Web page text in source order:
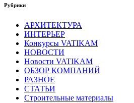
Рубрики
АРХИТЕКТУРА
ИНТЕРЬЕР
Конкурсы VATIKAM
НОВОСТИ
Новости VATIKAM
ОБЗОР КОМПАНИЙ
РАЗНОЕ
СТАТЬИ
Строительные материалы